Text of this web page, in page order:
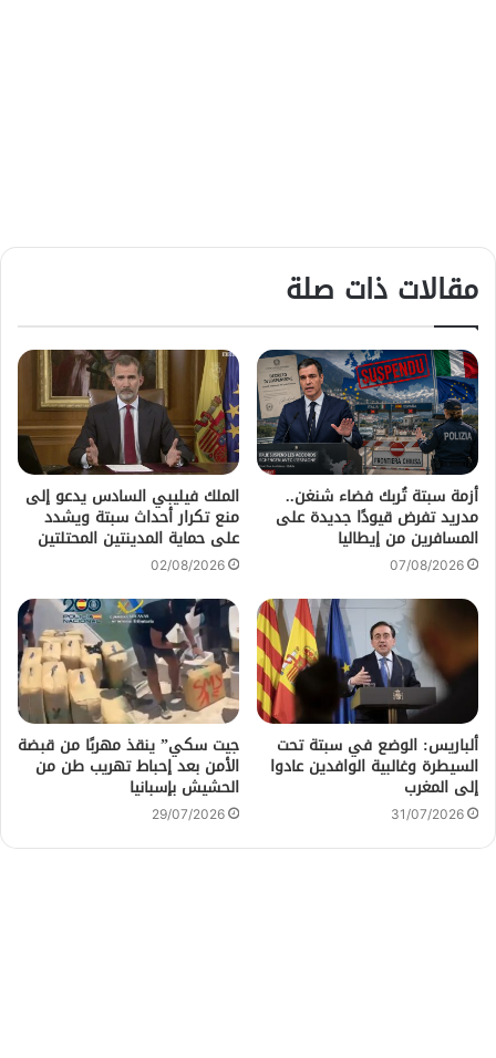
مقالات ذات صلة
أزمة سبتة تُربك فضاء شنغن..
مدريد تفرض قيودًا جديدة على
المسافرين من إيطاليا
07/08/2026
الملك فيليبي السادس يدعو إلى
منع تكرار أحداث سبتة ويشدد
على حماية المدينتين المحتلتين
02/08/2026
ألباريس: الوضع في سبتة تحت
السيطرة وغالبية الوافدين عادوا
إلى المغرب
31/07/2026
جيت سكي” ينقذ مهربًا من قبضة
الأمن بعد إحباط تهريب طن من
الحشيش بإسبانيا
29/07/2026